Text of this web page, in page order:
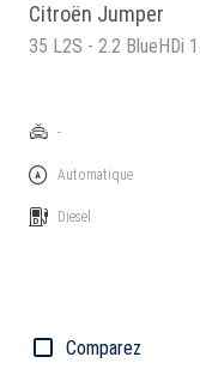
Citroën Jumper
35 L2S - 2.2 BlueHDi
-
Automatique
Diesel
Comparez